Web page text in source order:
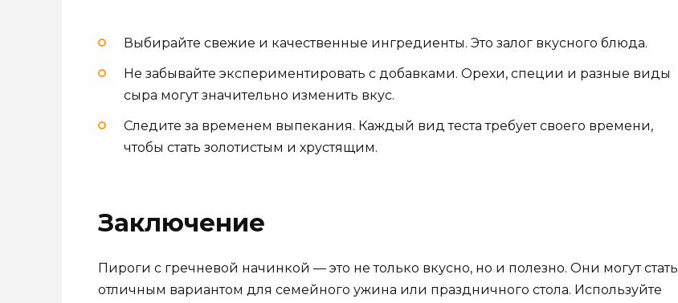
Выбирайте свежие и качественные ингредиенты. Это залог вкусного блюда.
Не забывайте экспериментировать с добавками. Орехи, специи и разные виды
сыра могут значительно изменить вкус.
Следите за временем выпекания. Каждый вид теста требует своего времени,
чтобы стать золотистым и хрустящим.
Заключение
Пироги с гречневой начинкой — это не только вкусно, но и полезно. Они могут стать
отличным вариантом для семейного ужина или праздничного стола. Используйте